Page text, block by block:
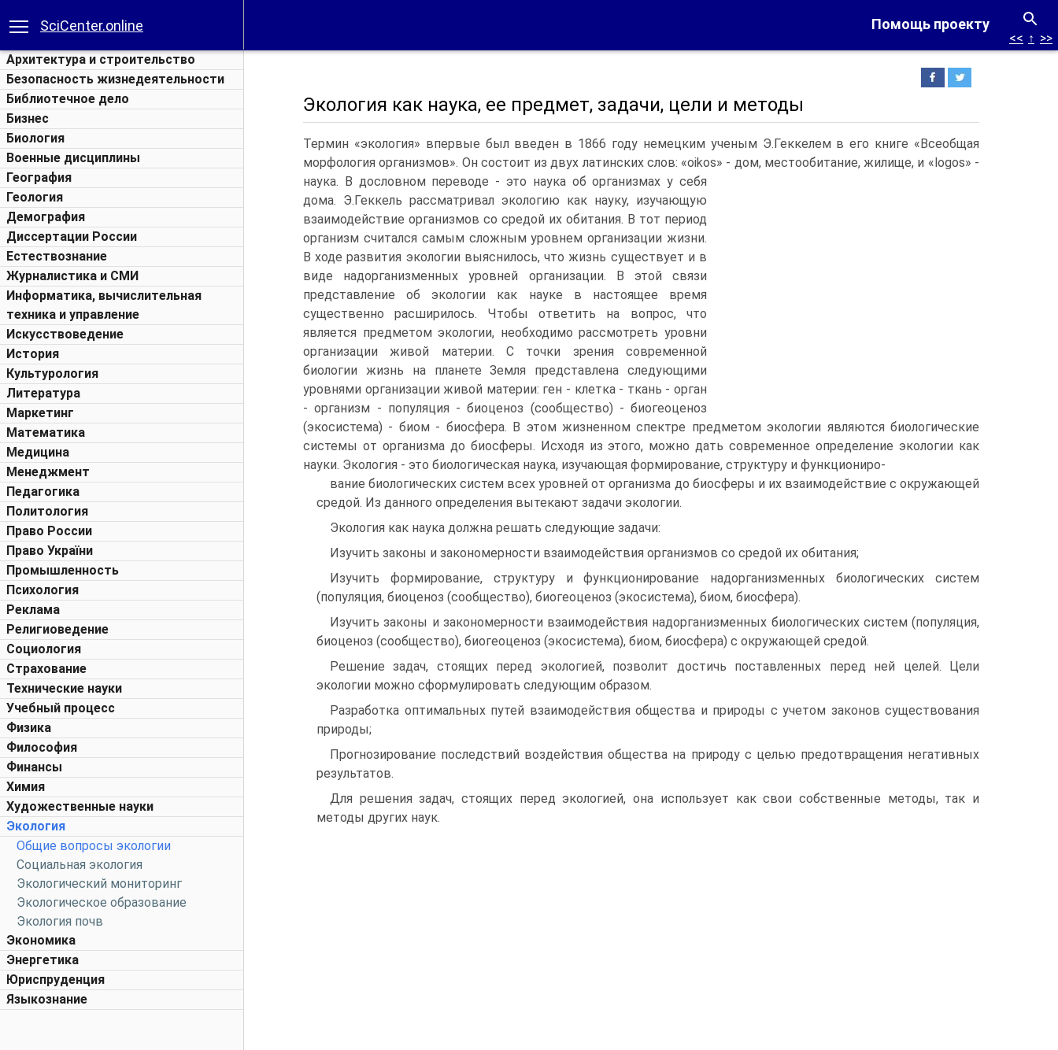
Помощь проекту
SciCenter.online
Архитектура и строительство
Безопасность жизнедеятельности
Библиотечное дело
Бизнес
Биология
Военные дисциплины
География
Геология
Демография
Диссертации России
Естествознание
Журналистика и СМИ
Информатика, вычислительная
техника и управление
Искусствоведение
История
Культурология
Литература
Маркетинг
Математика
Медицина
Менеджмент
Педагогика
Политология
Право России
Право України
Промышленность
Психология
Реклама
Религиоведение
Социология
Страхование
Технические науки
Учебный процесс
Физика
Философия
Финансы
Химия
Художественные науки
Экология
Общие вопросы экологии
Социальная экология
Экологический мониторинг
Экологическое образование
Экология почв
Экономика
Энергетика
Юриспруденция
Языкознание
<< ↑ >>
Экология как наука, ее предмет, задачи, цели и методы
Термин «экология» впервые был введен в 1866 году немецким ученым Э.Геккелем в его книге «Всеобщая
морфология организмов». Он состоит из двух латинских слов: «oikos» - дом, местообитание, жилище, и «logos» -
наука. В дословном переводе - это наука об организмах у себя
дома. Э.Геккель рассматривал экологию как науку, изучающую
взаимодействие организмов со средой их обитания. В тот период
организм считался самым сложным уровнем организации жизни.
В ходе развития экологии выяснилось, что жизнь существует и в
виде надорганизменных уровней организации. В этой связи
представление об экологии как науке в настоящее время
существенно расширилось. Чтобы ответить на вопрос, что
является предметом экологии, необходимо рассмотреть уровни
организации живой материи. С точки зрения современной
биологии жизнь на планете Земля представлена следующими
уровнями организации живой материи: ген - клетка - ткань - орган
- организм - популяция - биоценоз (сообщество) - биогеоценоз
(экосистема) - биом - биосфера. В этом жизненном спектре предметом экологии являются биологические
системы от организма до биосферы. Исходя из этого, можно дать современное определение экологии как
науки. Экология - это биологическая наука, изучающая формирование, структуру и функциониро-
вание биологических систем всех уровней от организма до биосферы и их взаимодействие с окружающей
средой. Из данного определения вытекают задачи экологии.
Экология как наука должна решать следующие задачи:
Изучить законы и закономерности взаимодействия организмов со средой их обитания;
Изучить формирование, структуру и функционирование надорганизменных биологических систем
(популяция, биоценоз (сообщество), биогеоценоз (экосистема), биом, биосфера).
Изучить законы и закономерности взаимодействия надорганизменных биологических систем (популяция,
биоценоз (сообщество), биогеоценоз (экосистема), биом, биосфера) с окружающей средой.
Решение задач, стоящих перед экологией, позволит достичь поставленных перед ней целей. Цели
экологии можно сформулировать следующим образом.
Разработка оптимальных путей взаимодействия общества и природы с учетом законов существования
природы;
Прогнозирование последствий воздействия общества на природу с целью предотвращения негативных
результатов.
Для решения задач, стоящих перед экологией, она использует как свои собственные методы, так и
методы других наук.